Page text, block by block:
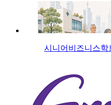
시니어비즈니스학